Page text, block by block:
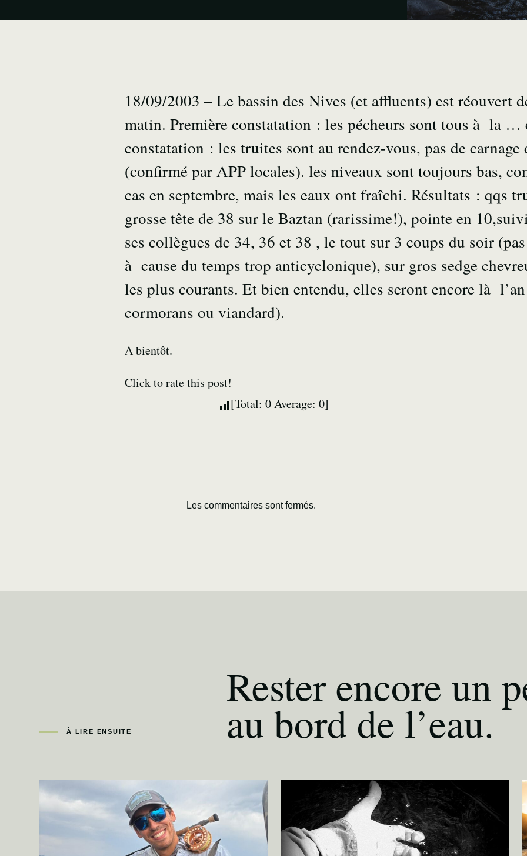
18/09/2003 – Le bassin des Nives (et affluents) est réouvert
matin. Première constatation : les pécheurs sont tous à la …
constatation : les truites sont au rendez-vous, pas de carnage
(confirmé par APP locales). les niveaux sont toujours bas,
cas en septembre, mais les eaux ont fraîchi. Résultats : qqs
grosse tête de 38 sur le Baztan (rarissime!), pointe en
ses collègues de 34, 36 et 38 , le tout sur 3 coups du soir
à cause du temps trop anticyclonique), sur gros sedge
les plus courants. Et bien entendu, elles seront encore là
cormorans ou viandard).
A bientôt.
Click to rate this post!
[Total: 0Average: 0]
Les commentaires sont fermés.
À LIRE ENSUITE
Rester encore un
au bord de l’eau.